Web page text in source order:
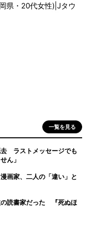
県・20代女性)|Jタウ
一覧を見る
去 ラストメッセージでも
ん」
画家、二人の「違い」と
の読書家だった 『死ぬほ